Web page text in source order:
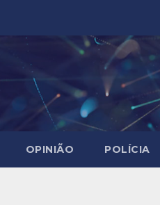
OPINIÃO POLÍCIA